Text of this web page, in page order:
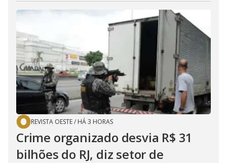
REVISTA OESTE/ HÁ 3 HORAS
Crime organizado desvia R$ 31
bilhões do RJ, diz setor de